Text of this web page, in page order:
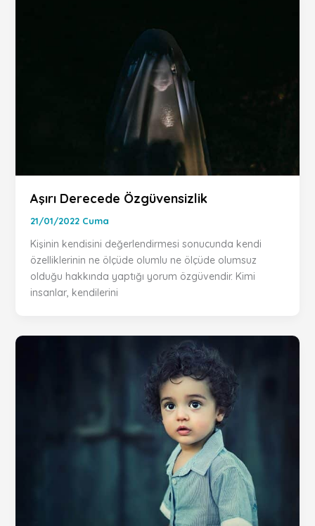
Aşırı Derecede Özgüvensizlik
21/01/2022 Cuma
Kişinin kendisini değerlendirmesi sonucunda kendi
özelliklerinin ne ölçüde olumlu ne ölçüde olumsuz
olduğu hakkında yaptığı yorum özgüvendir. Kimi
insanlar, kendilerini